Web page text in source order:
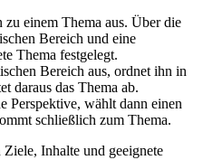
einem Thema aus. Über die
Bereich und eine
Thema festgelegt.
Bereich aus, ordnet ihn in
daraus das Thema ab.
Perspektive, wählt dann einen
schließlich zum Thema.
Inhalte und geeignete